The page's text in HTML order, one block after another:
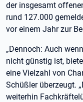
der insgesamt
rund 127.000
vor einem Jahr zur
„Dennoch: Auch
nicht günstig ist,
eine Vielzahl von
Schüßler überzeugt.
weiterhin